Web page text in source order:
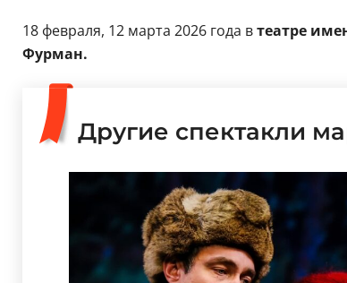
18 февраля, 12 марта 2026 года втеатре
Фурман.
Другие спектакли